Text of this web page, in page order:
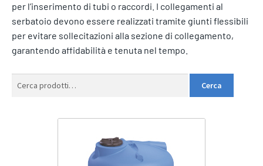
per l’inserimento di tubi o raccordi. I collegamenti al
serbatoio devono essere realizzati tramite giunti flessibili
per evitare sollecitazioni alla sezione di collegamento,
garantendo affidabilità e tenuta nel tempo.
Cerca